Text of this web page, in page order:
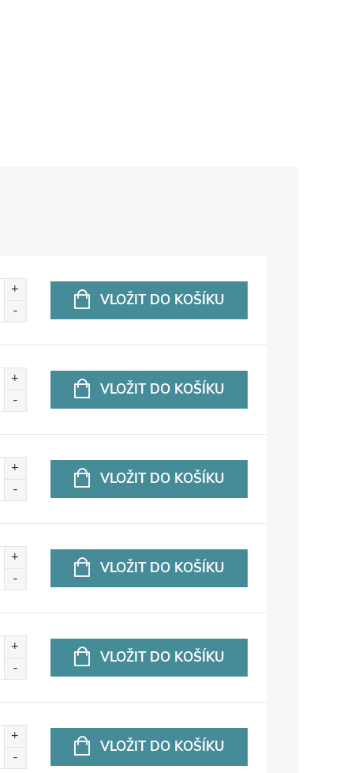
VLOŽIT DO KOŠÍKU
VLOŽIT DO KOŠÍKU
VLOŽIT DO KOŠÍKU
VLOŽIT DO KOŠÍKU
VLOŽIT DO KOŠÍKU
VLOŽIT DO KOŠÍKU